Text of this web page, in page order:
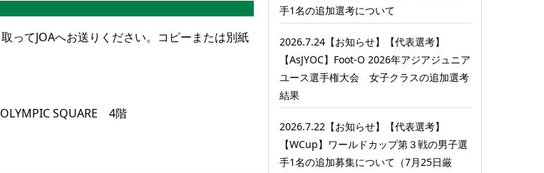
ってJOAへお送りください。コピーまたは別紙
SQUARE 4階
手1名の追加選考について
2026.7.24【お知らせ】【代表選考】
【AsJYOC】Foot-O 2026年アジアジュニア
ユース選手権大会 女子クラスの追加選考
結果
2026.7.22【お知らせ】【代表選考】
【WCup】ワールドカップ第３戦の男子選
手1名の追加募集について（7月25日厳